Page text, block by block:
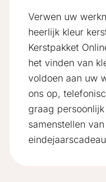
Verwen uw
heerlijk kleur
Kerstpakket
het vinden van
voldoen aan uw
ons op,
graag
samenstellen